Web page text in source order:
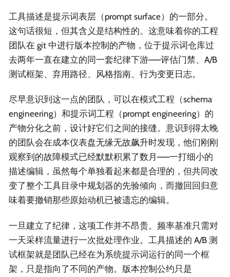
工具描述是提示词表层（prompt surface）的一部分。
这句话很短，但其含义是结构性的。这意味着你的工程
团队在 git 中进行版本控制的产物，位于提示词仓库过
去两年一直在建立的同一套纪律下游——评估门禁、A/B
测试框架、弃用路径、风格指南、行为变更日志。
尽早意识到这一点的团队，可以在模式工程（schema
engineering）和提示词工程（prompt engineering）的
产物分化之前，设计好它们之间的接缝。意识到得太晚
的团队会在成本仪表盘无缘无故飙升时发现，他们刚刚
观察到的故障模式已经默默积累了数月——一打细小的
描述编辑，虽然每个单独看起来都是合理的，但共同改
变了整个工具目录中规划器的先验倾向，而撤回回归意
味着要撤销那些原始动机已被遗忘的编辑。
一旦建立了纪律，这项工作并不昂贵。频率基准只需对
一天采样流量进行一次批处理作业。工具描述的 A/B 测
试框架就是团队已经在为系统提示词运行的同一个框
架，只是指向了不同的产物。版本控制公约只是